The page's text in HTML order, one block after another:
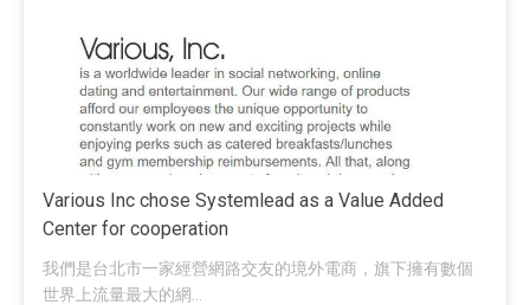
Various Inc chose Systemlead as a Value Added
Center for cooperation
我們是台北市一家經營網路交友的境外電商，旗下擁有數個
世界上流量最大的網...